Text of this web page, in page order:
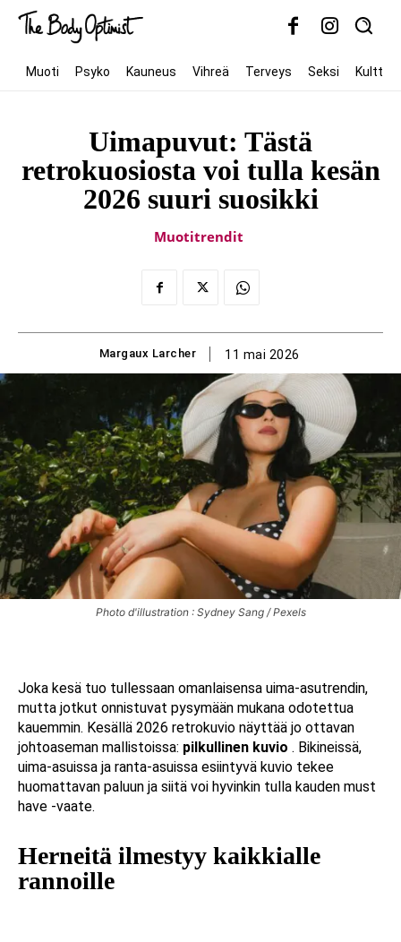
Muoti Psyko Kauneus Vihreä Terveys Seksi
Uimapuvut: Tästä
retrokuosiosta voi tulla kesän
2026 suuri suosikki
Muotitrendit
Margaux Larcher 11 mai 2026
Photo d'illustration : Sydney Sang / Pexels
Joka kesä tuo tullessaan omanlaisensa uima-asutrendin,
mutta jotkut onnistuvat pysymään mukana odotettua
kauemmin. Kesällä 2026 retrokuvio näyttää jo ottavan
johtoaseman mallistoissa: pilkullinen kuvio . Bikineissä,
uima-asuissa ja ranta-asuissa esiintyvä kuvio tekee
huomattavan paluun ja siitä voi hyvinkin tulla kauden must
have -vaate.
Herneitä ilmestyy kaikkialle
rannoille